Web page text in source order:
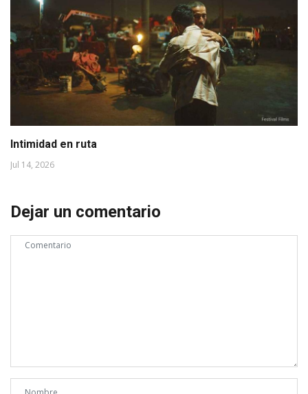
Intimidad en ruta
Jul 14, 2026
Dejar un comentario